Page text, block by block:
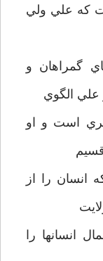
که علي ولي
گمراهان و
علي الگوي
است و او
انسان را از
انسانها را